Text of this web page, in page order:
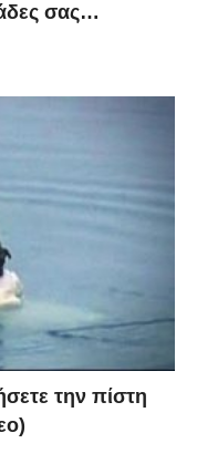
σας…
την πίστη